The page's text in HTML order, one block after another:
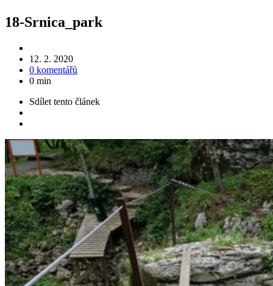
18-Srnica_park
12. 2. 2020
0 komentářů
0 min
Sdílet tento článek